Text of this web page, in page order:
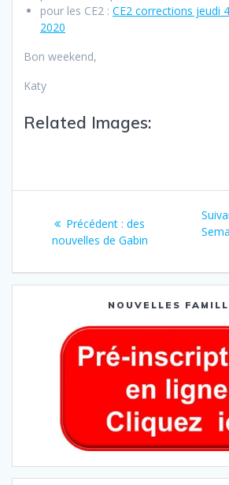
pour les CE2 : CE2 corrections jeudi
2020
Bon weekend,
Katy
Related Images:
Précédent : des
nouvelles de Gabin
NOUVELLES